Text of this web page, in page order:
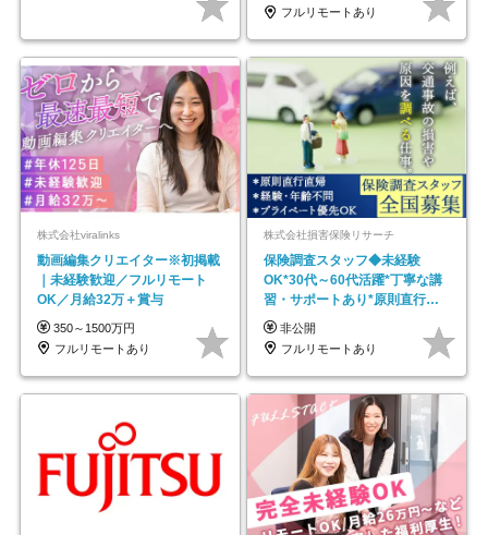
フルリモートあり
株式会社viralinks
動画編集クリエイター※初掲載
｜未経験歓迎／フルリモート
OK／月給32万＋賞与
350～1500万円
フルリモートあり
株式会社損害保険リサーチ
保険調査スタッフ◆未経験
OK*30代～60代活躍*丁寧な講
習・サポートあり*原則直行直
帰／全国募集・業務委託
非公開
フルリモートあり